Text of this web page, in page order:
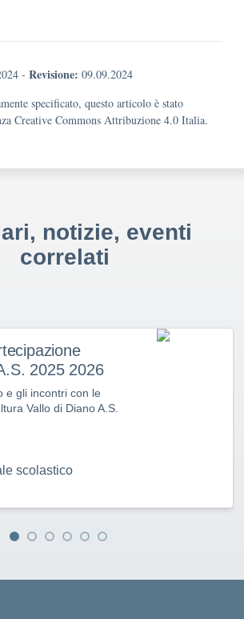
- Revisione: 09.09.2024
specificato, questo articolo è stato
Creative Commons Attribuzione 4.0 Italia.
notizie, eventi
correlati
2025 2026
e gli incontri con le
Vallo di Diano A.S.
scolastico